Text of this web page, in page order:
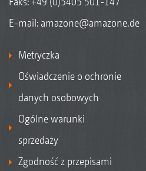
E-mail: amazone@amazone.de
Metryczka
Oświadczenie o ochronie
danych osobowych
Ogólne warunki
sprzedaży
Zgodność z przepisami